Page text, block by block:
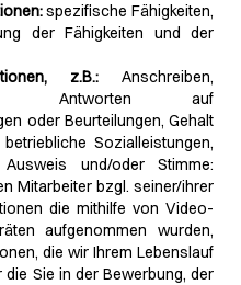
spezifische Fähigkeiten,
der Fähigkeiten und der
z.B.: Anschreiben,
Antworten auf
oder Beurteilungen, Gehalt
Sozialleistungen,
und/oder Stimme:
Mitarbeiter bzgl. seiner/ihrer
die mithilfe von Video-
aufgenommen wurden,
die wir Ihrem Lebenslauf
Sie in der Bewerbung, der